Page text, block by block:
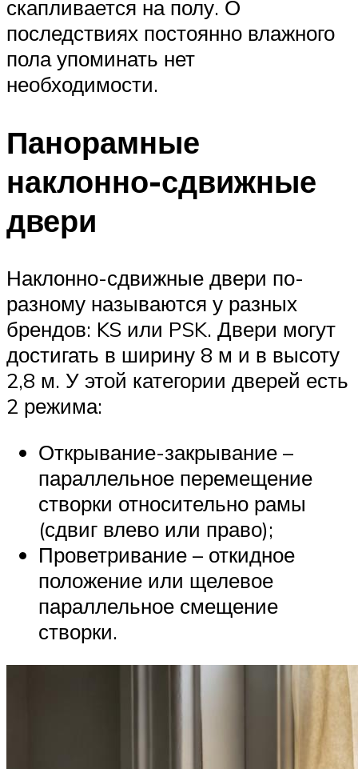
скапливается на полу. О
последствиях постоянно влажного
пола упоминать нет
необходимости.
Панорамные
наклонно-сдвижные
двери
Наклонно-сдвижные двери по-
разному называются у разных
брендов: KS или PSK. Двери могут
достигать в ширину 8 м и в высоту
2,8 м. У этой категории дверей есть
2 режима:
Открывание-закрывание –
параллельное перемещение
створки относительно рамы
(сдвиг влево или право);
Проветривание – откидное
положение или щелевое
параллельное смещение
створки.